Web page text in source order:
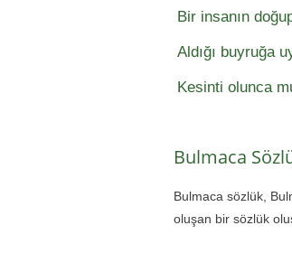
Bir insanın
Aldığı buyruğa
Kesinti olunca
Bulmaca
Bulmaca sözlük,
oluşan bir sözlük